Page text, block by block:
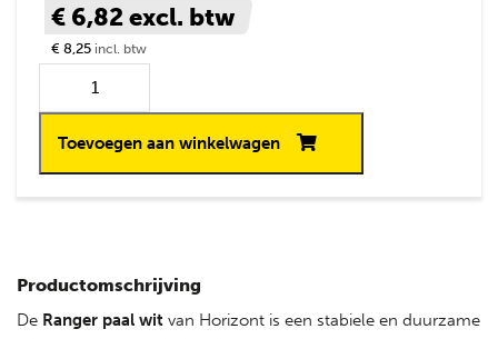
€ 6,82excl. btw
€ 8,25 incl. btw
Toevoegen aan winkelwagen
Productomschrijving
De Ranger paal wit van Horizont is een stabiele en duurzame